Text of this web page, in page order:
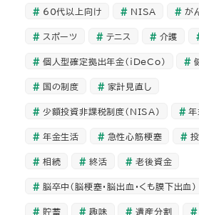
60代以上向け NISA が
スポーツ テニス 介護
個人型確定拠出年金（iDeCo）
国の制度 家計見直し
少額投資非課税制度（NISA） 年
年金生活 急性心筋梗塞
相続 終活 老後資金
脳卒中（脳梗塞・脳出血・くも膜下出血）
貯蓄 趣味 遺産分割